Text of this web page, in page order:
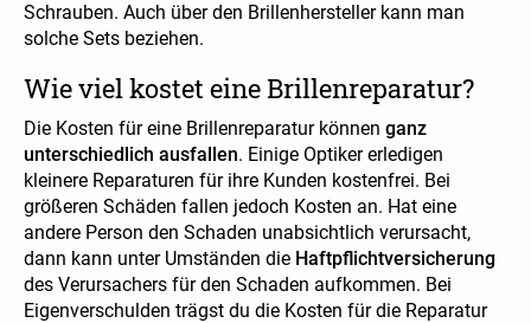
Schrauben. Auch über den Brillenhersteller kann man
solche Sets beziehen.
Wie viel kostet eine Brillenreparatur?
Die Kosten für eine Brillenreparatur können ganz
unterschiedlich ausfallen. Einige Optiker erledigen
kleinere Reparaturen für ihre Kunden kostenfrei. Bei
größeren Schäden fallen jedoch Kosten an. Hat eine
andere Person den Schaden unabsichtlich verursacht,
dann kann unter Umständen die Haftpflichtversicherung
des Verursachers für den Schaden aufkommen. Bei
Eigenverschulden trägst du die Kosten für die Reparatur